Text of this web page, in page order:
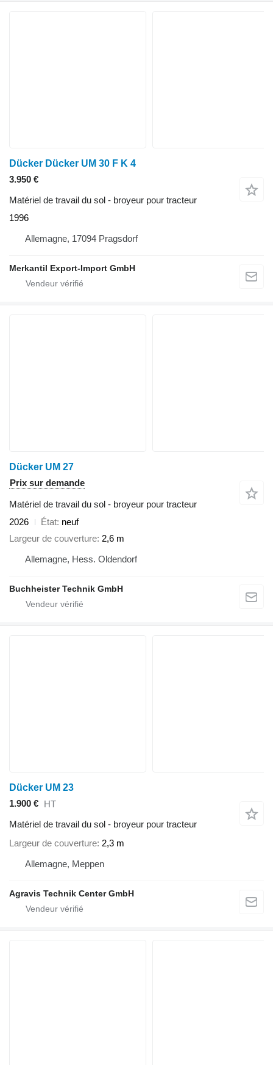
Dücker Dücker UM 30 F K 4
3.950 €
Matériel de travail du sol - broyeur pour tracteur
1996
Allemagne, 17094 Pragsdorf
Merkantil Export-Import GmbH
Dücker UM 27
Prix sur demande
Matériel de travail du sol - broyeur pour tracteur
2026
État neuf
Largeur de couverture 2,6 m
Allemagne, Hess. Oldendorf
Buchheister Technik GmbH
Dücker UM 23
1.900 € HT
Matériel de travail du sol - broyeur pour tracteur
Largeur de couverture 2,3 m
Allemagne, Meppen
Agravis Technik Center GmbH